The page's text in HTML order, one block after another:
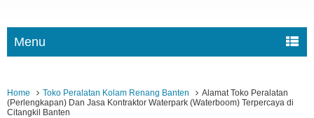
Menu
Home Toko Peralatan Kolam Renang Banten
Alamat Toko Peralatan
(Perlengkapan) Dan Jasa Kontraktor Waterpark (Waterboom) Terpercaya di
Citangkil Banten